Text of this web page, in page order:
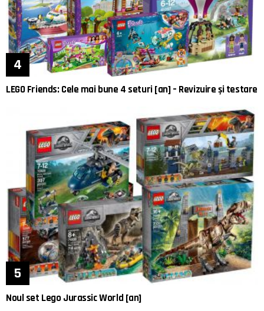
LEGO Friends: Cele mai bune 4 seturi [an] – Revizuire și testare
Noul set Lego Jurassic World [an]